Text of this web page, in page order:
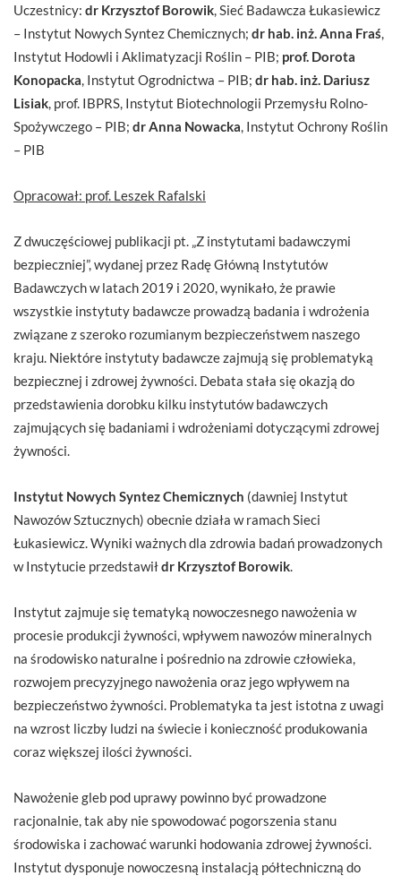
Uczestnicy: dr Krzysztof Borowik , Sieć Badawcza Łukasiewicz
– Instytut Nowych Syntez Chemicznych; dr hab. inż. Anna Fraś
Instytut Hodowli i Aklimatyzacji Roślin – PIB; prof. Dorota
Konopacka , Instytut Ogrodnictwa – PIB; dr hab. inż. Dariusz
Lisiak , prof. IBPRS, Instytut Biotechnologii Przemysłu Rolno-
Spożywczego – PIB; dr Anna Nowacka , Instytut Ochrony Roślin
– PIB
Opracował: prof. Leszek Rafalski
Z dwuczęściowej publikacji pt. „Z instytutami badawczymi
bezpieczniej”, wydanej przez Radę Główną Instytutów
Badawczych w latach 2019 i 2020, wynikało, że prawie
wszystkie instytuty badawcze prowadzą badania i wdrożenia
związane z szeroko rozumianym bezpieczeństwem naszego
kraju. Niektóre instytuty badawcze zajmują się problematyką
bezpiecznej i zdrowej żywności. Debata stała się okazją do
przedstawienia dorobku kilku instytutów badawczych
zajmujących się badaniami i wdrożeniami dotyczącymi zdrowej
żywności.
Instytut Nowych Syntez Chemicznych (dawniej Instytut
Nawozów Sztucznych) obecnie działa w ramach Sieci
Łukasiewicz. Wyniki ważnych dla zdrowia badań prowadzonych
w Instytucie przedstawiłdr Krzysztof Borowik
Instytut zajmuje się tematyką nowoczesnego nawożenia w
procesie produkcji żywności, wpływem nawozów mineralnych
na środowisko naturalne i pośrednio na zdrowie człowieka,
rozwojem precyzyjnego nawożenia oraz jego wpływem na
bezpieczeństwo żywności. Problematyka ta jest istotna z uwagi
na wzrost liczby ludzi na świecie i konieczność produkowania
coraz większej ilości żywności.
Nawożenie gleb pod uprawy powinno być prowadzone
racjonalnie, tak aby nie spowodować pogorszenia stanu
środowiska i zachować warunki hodowania zdrowej żywności.
Instytut dysponuje nowoczesną instalacją półtechniczną do